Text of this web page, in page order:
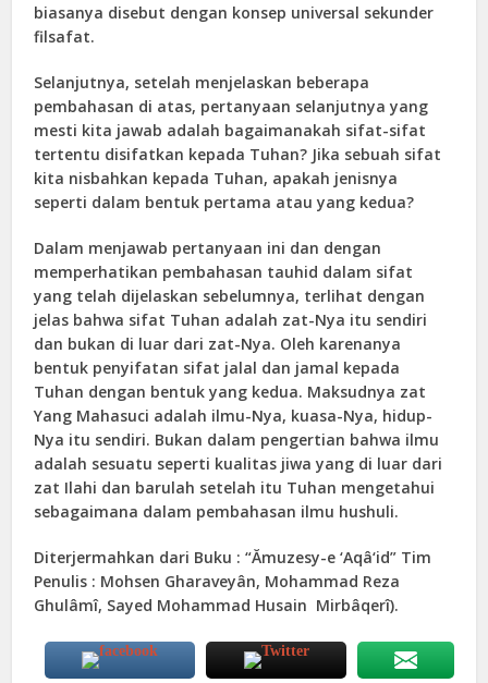
biasanya disebut dengan konsep universal sekunder
filsafat.
Selanjutnya, setelah menjelaskan beberapa
pembahasan di atas, pertanyaan selanjutnya yang
mesti kita jawab adalah bagaimanakah sifat-sifat
tertentu disifatkan kepada Tuhan? Jika sebuah sifat
kita nisbahkan kepada Tuhan, apakah jenisnya
seperti dalam bentuk pertama atau yang kedua?
Dalam menjawab pertanyaan ini dan dengan
memperhatikan pembahasan tauhid dalam sifat
yang telah dijelaskan sebelumnya, terlihat dengan
jelas bahwa sifat Tuhan adalah zat-Nya itu sendiri
dan bukan di luar dari zat-Nya. Oleh karenanya
bentuk penyifatan sifat jalal dan jamal kepada
Tuhan dengan bentuk yang kedua. Maksudnya zat
Yang Mahasuci adalah ilmu-Nya, kuasa-Nya, hidup-
Nya itu sendiri. Bukan dalam pengertian bahwa ilmu
adalah sesuatu seperti kualitas jiwa yang di luar dari
zat Ilahi dan barulah setelah itu Tuhan mengetahui
sebagaimana dalam pembahasan ilmu hushuli.
Diterjermahkan dari Buku : “Ămuzesy-e ‘Aqâ‘id” Tim
Penulis : Mohsen Gharaveyân, Mohammad Reza
Ghulâmî, Sayed Mohammad Husain Mirbâqerî).